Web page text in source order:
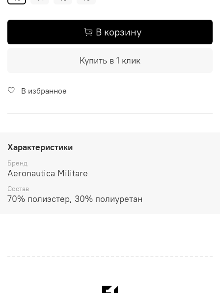
В корзину
Купить в 1 клик
В избранное
Характеристики
Бренд
Aeronautica Militare
Состав
70% полиэстер, 30% полиуретан